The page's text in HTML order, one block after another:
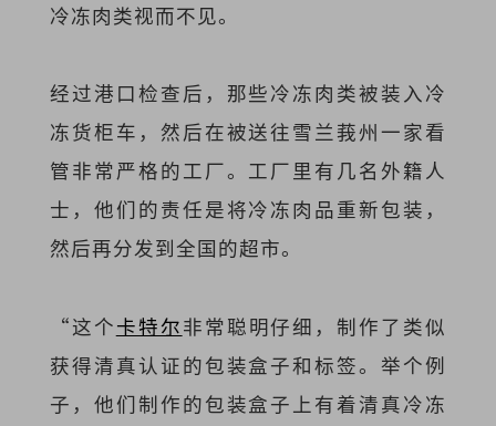
冷冻肉类视而不见。
经过港口检查后，那些冷冻肉类被装入冷
冻货柜车，然后在被送往雪兰莪州一家看
管非常严格的工厂。工厂里有几名外籍人
士，他们的责任是将冷冻肉品重新包装，
然后再分发到全国的超市。
“这个卡特尔非常聪明仔细，制作了类似
获得清真认证的包装盒子和标签。举个例
子，他们制作的包装盒子上有着清真冷冻